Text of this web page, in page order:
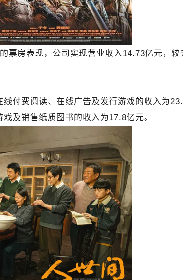
票房表现，公司实现营业收入14.73亿元，
付费阅读、在线广告及发行游戏的收入为
及销售纸质图书的收入为17.8亿元。